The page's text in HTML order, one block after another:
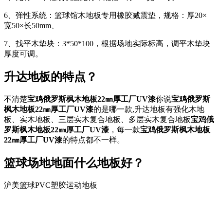
6、弹性系统：篮球馆木地板专用橡胶减震垫，规格：厚20×
宽50×长50mm、
7、找平木垫块：3*50*100，根据场地实际标高，调平木垫块
厚度可调。
升达地板的特点？
不清楚宝鸡俄罗斯枫木地板22㎜厚工厂UV漆你说宝鸡俄罗斯
枫木地板22㎜厚工厂UV漆的是哪一款,升达地板有强化木地
板、实木地板、三层实木复合地板、多层实木复合地板宝鸡俄
罗斯枫木地板22㎜厚工厂UV漆 ，每一款宝鸡俄罗斯枫木地板
22㎜厚工厂UV漆的特点都不一样。
篮球场地地面什么地板好？
沪美篮球PVC塑胶运动地板